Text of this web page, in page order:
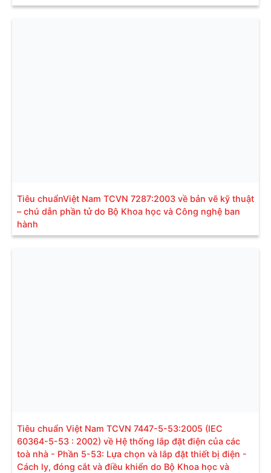
Tiêu chuẩnViệt Nam TCVN 7287:2003 về bản vẽ kỹ thuật
– chú dẫn phần tử do Bộ Khoa học và Công nghệ ban
hành
Tiêu chuẩn Việt Nam TCVN 7447-5-53:2005 (IEC
60364-5-53 : 2002) về Hệ thống lắp đặt điện của các
toà nhà - Phần 5-53: Lựa chọn và lắp đặt thiết bị điện -
Cách ly, đóng cắt và điều khiển do Bộ Khoa học và